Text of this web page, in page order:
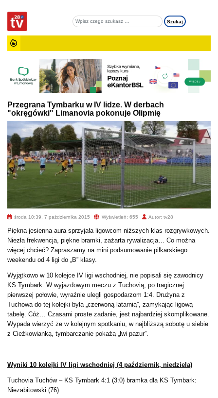
Przegrana Tymbarku w IV lidze. W derbach
"okręgówki" Limanovia pokonuje Olipmię
środa 10:39, 7 października 2015 Wyświetleń: 655 Autor: tv28
Piękna jesienna aura sprzyjała ligowcom niższych klas rozgrywkowych.
Niezła frekwencja, piękne bramki, zażarta rywalizacja… Co można
więcej chcieć? Zapraszamy na mini podsumowanie piłkarskiego
weekendu od 4 ligi do „B” klasy.
Wyjątkowo w 10 kolejce IV ligi wschodniej, nie popisali się zawodnicy
KS Tymbark. W wyjazdowym meczu z Tuchovią, po tragicznej
pierwszej połowie, wyraźnie ulegli gospodarzom 1:4. Drużyna z
Tuchowa do tej kolejki była „czerwoną latarnią”, zamykając ligową
tabelę. Cóż… Czasami proste zadanie, jest najbardziej skomplikowane.
Wypada wierzyć że w kolejnym spotkaniu, w najbliższą sobotę u siebie
z Cieżkowianką, tymbarczanie pokażą „lwi pazur”.
Wyniki 10 kolejki IV ligi wschodniej (4 październik, niedziela)
Tuchovia Tuchów – KS Tymbark 4:1 (3:0) bramka dla KS Tymbark:
Niezabitowski (76)